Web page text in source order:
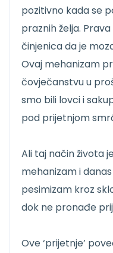
pozitivno kada se
praznih želja.
činjenica da je
Ovaj mehanizam
čovječanstvu u
smo bili lovci i
pod prijetnjom
Ali taj način života
mehanizam i
pesimizam kroz
dok ne pronađe
Ove ‘prijetnje’